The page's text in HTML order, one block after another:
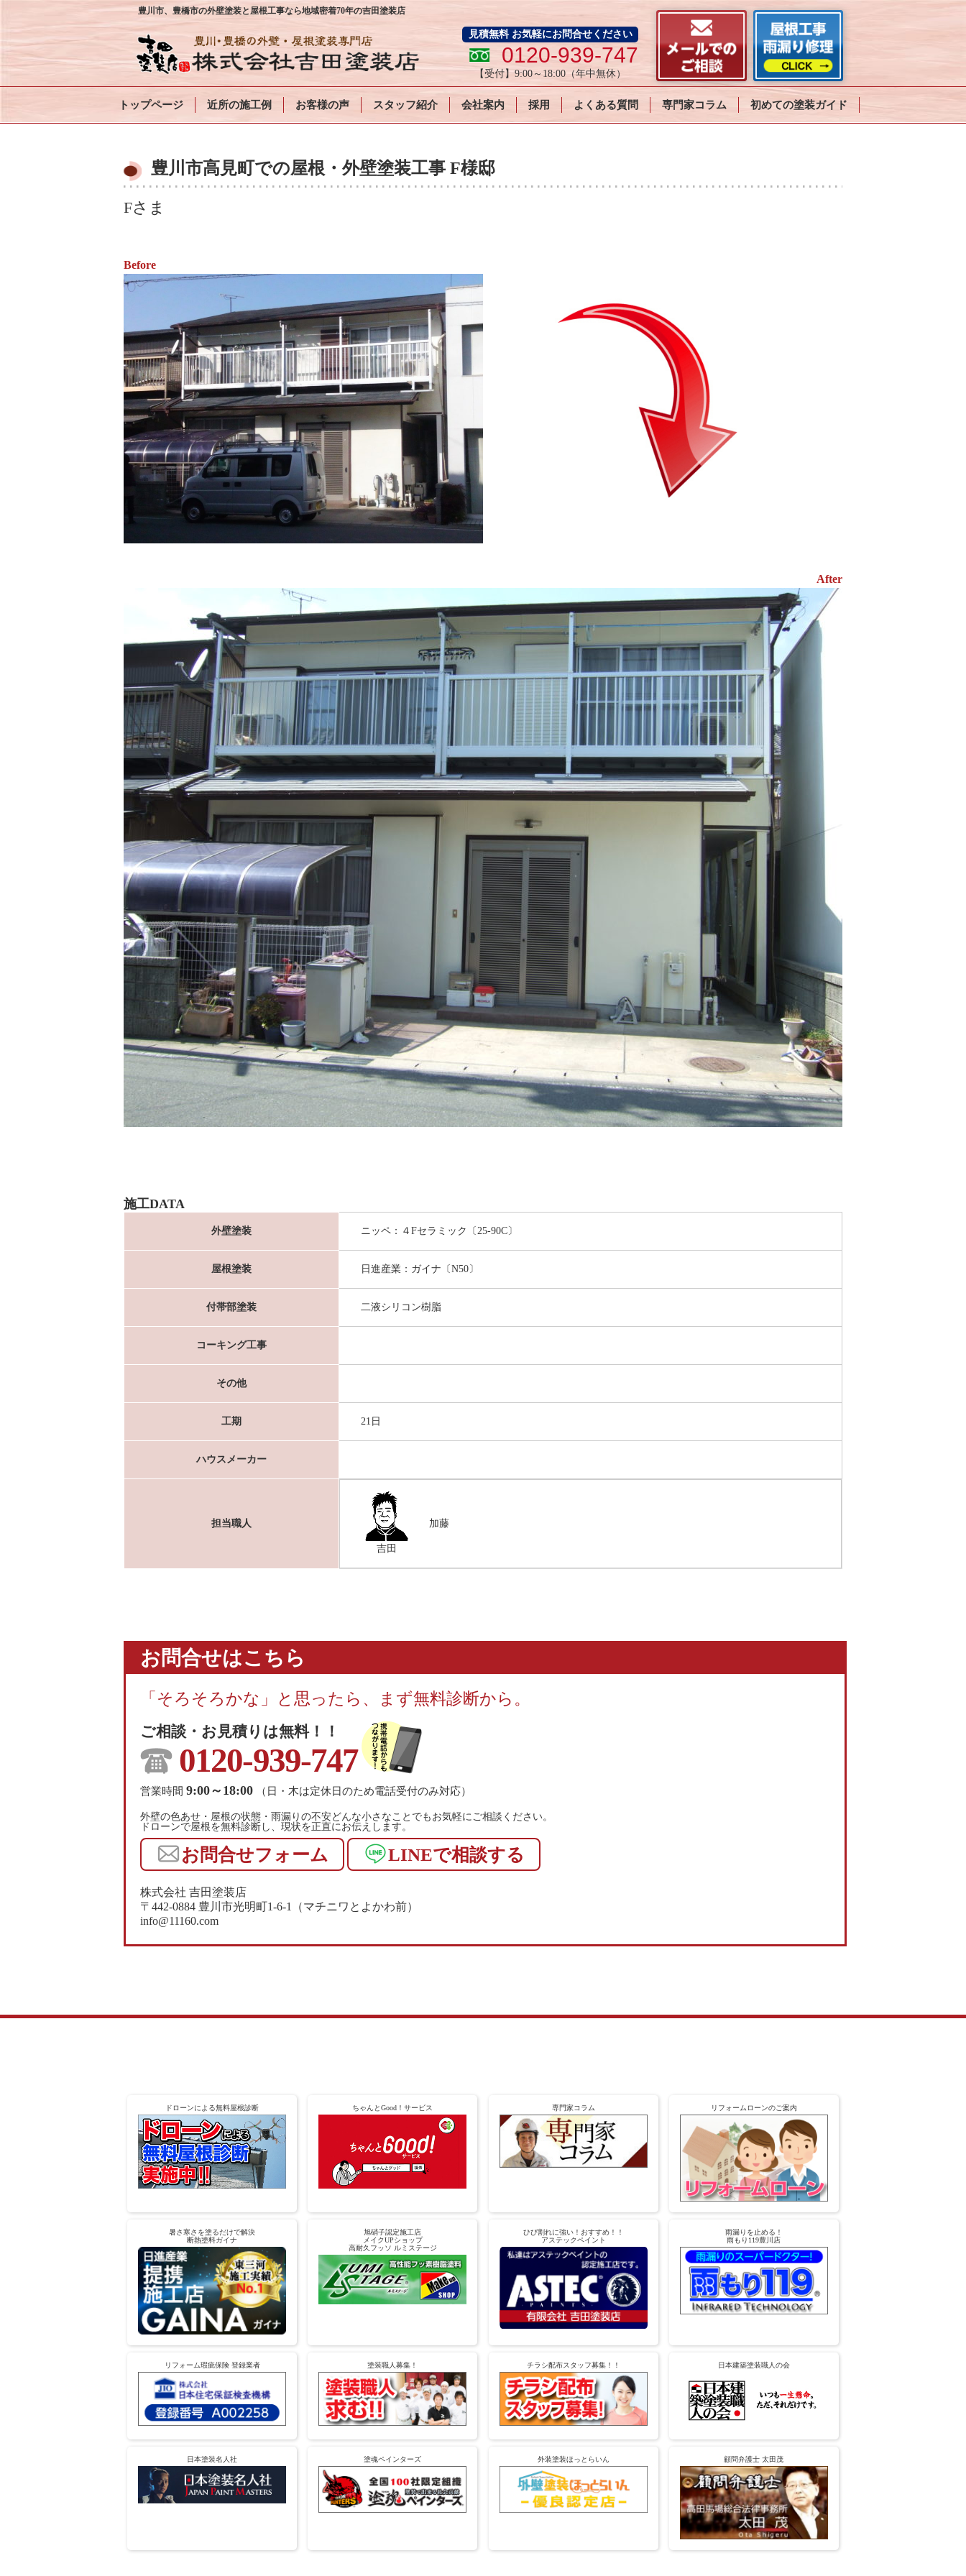
豊川市、豊橋市の外壁塗装と屋根工事なら地域密着70年の吉田塗装店
見積無料 お気軽にお問合せください
0120-939-747
【受付】9:00～18:00 （年中無休）
トップページ 近所の施工例 お客様の声 スタッフ紹介 会社案内 採用 よくある質問 専門家コラム 初めての塗装ガイド
豊川市高見町での屋根・外壁塗装工事 F様邸
Fさま
Before
After
施工DATA
外壁塗装 ニッペ：４Fセラミック〔25-90C〕
屋根塗装 日進産業：ガイナ〔N50〕
付帯部塗装 二液シリコン樹脂
コーキング工事
その他
工期 21日
ハウスメーカー
担当職人
吉田
加藤
お問合せはこちら
「そろそろかな」と思ったら、まず無料診断から。
ご相談・お見積りは無料！！
0120-939-747
営業時間 9:00～18:00 （日・木は定休日のため電話受付のみ対応）
外壁の色あせ・屋根の状態・雨漏りの不安どんな小さなことでもお気軽にご相談ください。
ドローンで屋根を無料診断し、現状を正直にお伝えします。
お問合せフォーム LINEで相談する
株式会社 吉田塗装店
〒442-0884 豊川市光明町1-6-1（マチニワとよかわ前）
info@11160.com
ドローンによる無料屋根診断 ちゃんとGood！サービス 専門家コラム リフォームローンのご案内
暑さ寒さを塗るだけで解決
断熱塗料ガイナ
旭硝子認定施工店
メイクUPショップ
高耐久フッソ ルミステージ
ひび割れに強い！おすすめ！！
アステックペイント
雨漏りを止める！
雨もり119豊川店
リフォーム瑕疵保険 登録業者 塗装職人募集！ チラシ配布スタッフ募集！！ 日本建築塗装職人の会
日本塗装名人社 塗魂ペインターズ 外装塗装ほっとらいん 顧問弁護士 太田茂